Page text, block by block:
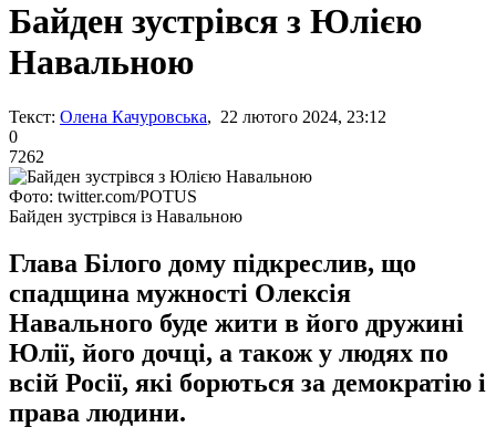
Байден зустрівся з Юлією
Навальною
Текст: Олена Качуровська, 22 лютого 2024, 23:12
0
7262
Фото: twitter.com/POTUS
Байден зустрівся із Навальною
Глава Білого дому підкреслив, що
спадщина мужності Олексія
Навального буде жити в його дружині
Юлії, його дочці, а також у людях по
всій Росії, які борються за демократію і
права людини.